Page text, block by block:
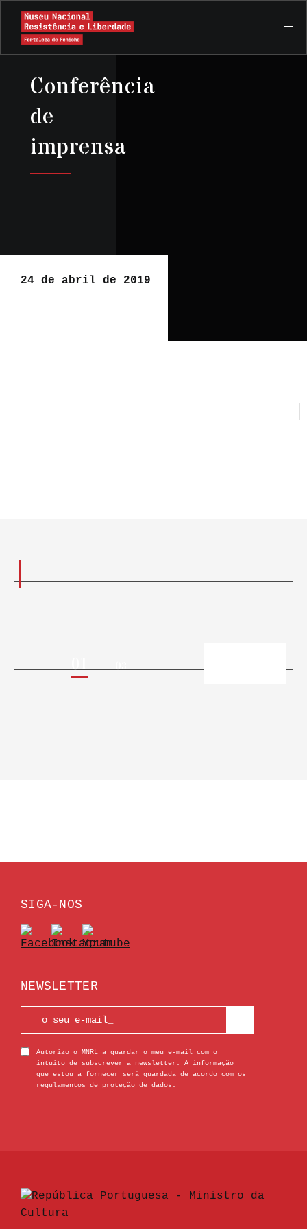
Conferência
de
imprensa
24 de abril de 2019
01 03
SIGA-NOS
NEWSLETTER
Autorizo o MNRL a guardar o meu e-mail com o
intuito de subscrever a newsletter. A informação
que estou a fornecer será guardada de acordo com os
regulamentos de proteção de dados.